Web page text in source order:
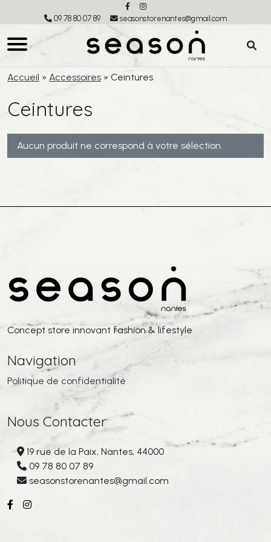
09 78 80 07 89 seasonstorenantes@gmail.com
Accueil » Accessoires » Ceintures
Ceintures
Aucun produit ne correspond à votre sélection.
Concept store innovant fashion & lifestyle
Navigation
Politique de confidentialité
Nous Contacter
19 rue de la Paix, Nantes, 44000
09 78 80 07 89
seasonstorenantes@gmail.com